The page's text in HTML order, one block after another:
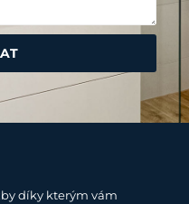
díky kterým vám